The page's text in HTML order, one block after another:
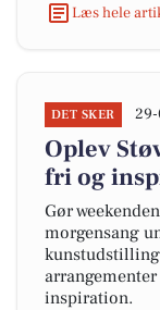
Læs hele
DET SKER
Oplev
fri og
Gør
morgensang
kunstudstilling
inspiration.